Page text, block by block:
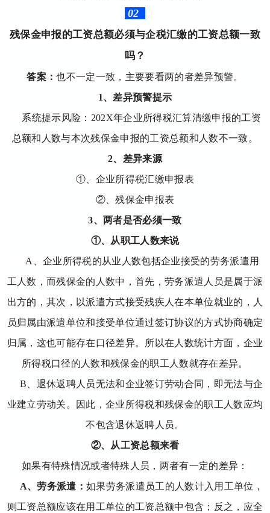
02
残保金申报的工资总额必须与企税汇缴的工资总额一致
吗？
答案：也不一定一致，主要要看两的者差异预警。
1、差异预警提示
系统提示风险：202X年企业所得税汇算清缴申报的工资
总额和人数与本次残保金申报的工资总额和人数不一致。
2、差异来源
①、企业所得税汇缴申报表
②、残保金申报表
3、两者是否必须一致
①、从职工人数来说
A、企业所得税的从业人数包括企业接受的劳务派遣用
工人数，而残保金的人数中，首先，劳务派遣人员是属于派
出方的，其次，以派遣方式接受残疾人在本单位就业的，人
员归属由派遣单位和接受单位通过签订协议的方式协商确定
归属，这也可能存在口径差异。所以在人数统计方面，企业
所得税口径的人数和残保金的职工人数就存在差异。
B、退休返聘人员无法和企业签订劳动合同，即无法与企
业建立劳动关。因此，企业所得税和残保金的职工人数应均
不包含退休返聘人员。
②、从工资总额来看
如果有特殊情况或者特殊人员，两者有一定的差异：
A、劳务派遣： 如果劳务派遣员工的人数计入用工单位，
则工资总额应该在用工单位的工资总额中包含；反之，应全